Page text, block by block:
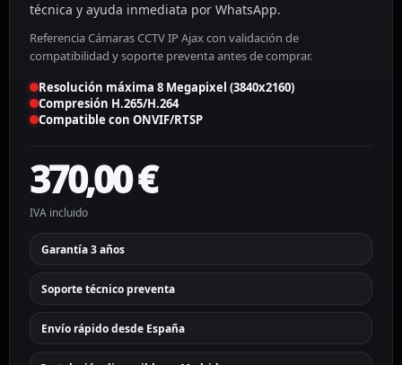
técnica y ayuda inmediata por WhatsApp.
Referencia Cámaras CCTV IP Ajax con validación de
compatibilidad y soporte preventa antes de comprar.
Resolución máxima 8 Megapixel (3840x2160)
Compresión H.265/H.264
Compatible con ONVIF/RTSP
370,00€
IVA incluido
Garantía 3 años
Soporte técnico preventa
Envío rápido desde España